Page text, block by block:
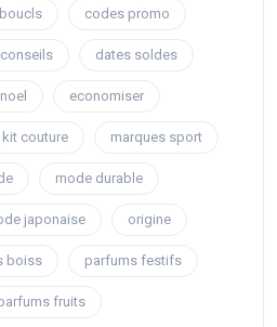
codes promo
conseils dates soldes
economiser
kit couture marques sport
mode durable
japonaise origine
boiss parfums festifs
fruits